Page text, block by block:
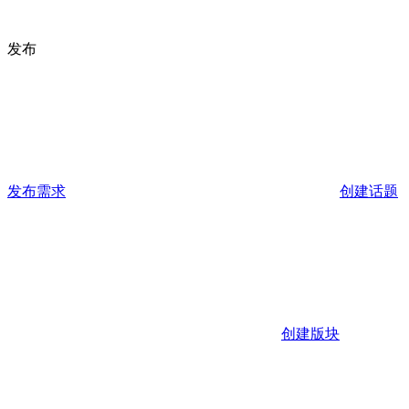
发布
发布需求 创建话题
创建版块